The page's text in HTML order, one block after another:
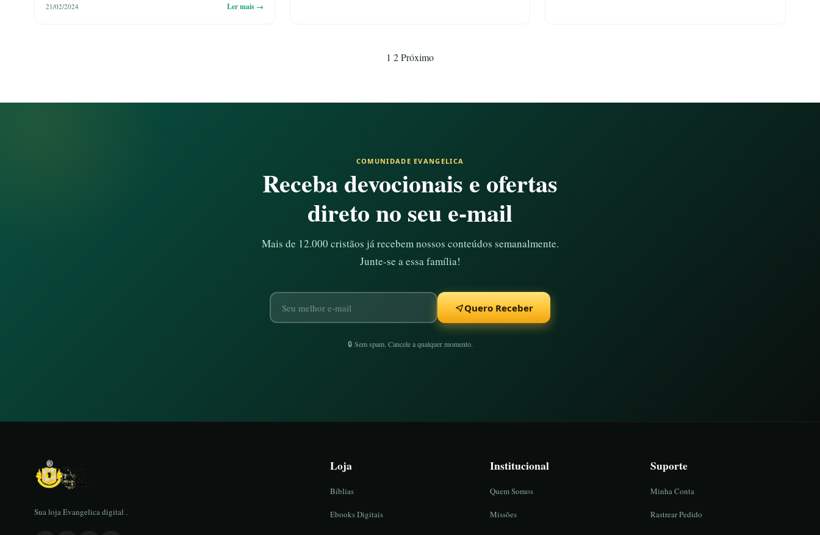
21/02/2024 Ler mais →
1 2Próximo
COMUNIDADE EVANGELICA
Receba devocionais e ofertas
direto no seu e-mail
Mais de 12.000 cristãos já recebem nossos conteúdos semanalmente.
Junte-se a essa família!
Quero Receber
🔒 Sem spam. Cancele a qualquer momento.
Sua loja Evangelica digital .
Loja
Bíblias
Ebooks Digitais
Institucional
Quem Somos
Missões
Suporte
Minha Conta
Rastrear Pedido